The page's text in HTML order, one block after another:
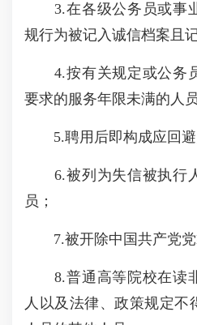
3.在各级公务员或事
规行为被记入诚信档案且
4.按有关规定或公务
要求的服务年限未满的人员
5.聘用后即构成应回避
6.被列为失信被执行
员；
7.被开除中国共产党党
8.普通高等院校在读
人以及法律、政策规定不